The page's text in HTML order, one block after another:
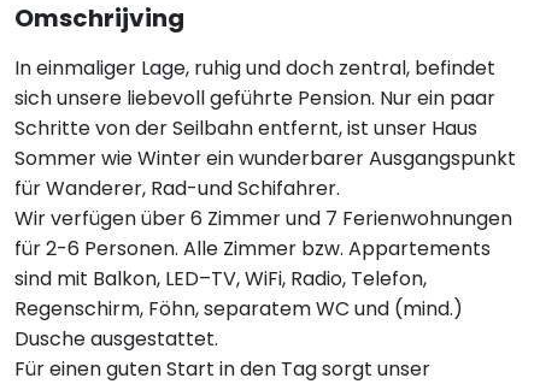
Omschrijving
In einmaliger Lage, ruhig und doch zentral, befindet
sich unsere liebevoll geführte Pension. Nur ein paar
Schritte von der Seilbahn entfernt, ist unser Haus
Sommer wie Winter ein wunderbarer Ausgangspunkt
für Wanderer, Rad-und Schifahrer.
Wir verfügen über 6 Zimmer und 7 Ferienwohnungen
für 2-6 Personen. Alle Zimmer bzw. Appartements
sind mit Balkon, LED–TV, WiFi, Radio, Telefon,
Regenschirm, Föhn, separatem WC und (mind.)
Dusche ausgestattet.
Für einen guten Start in den Tag sorgt unser